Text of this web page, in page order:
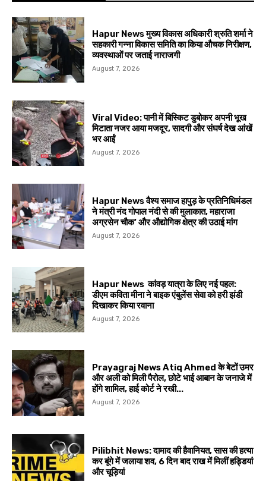
Hapur News मुख्य विकास अधिकारी श्रुति शर्मा ने
सहकारी गन्ना विकास समिति का किया औचक निरीक्षण,
व्यवस्थाओं पर जताई नाराजगी
August 7, 2026
Viral Video: पानी में बिस्किट डुबोकर अपनी भूख
मिटाता नजर आया मजदूर, सादगी और संघर्ष देख आंखें
भर आईं
August 7, 2026
Hapur News वैश्य समाज हापुड़ के प्रतिनिधिमंडल
ने मंत्री नंद गोपाल नंदी से की मुलाकात, महाराजा
अग्रसेन चौक’ और औद्योगिक क्षेत्र की उठाई मांग
August 7, 2026
Hapur News कांवड़ यात्रा के लिए नई पहल:
डीएम कविता मीना ने बाइक एंबुलेंस सेवा को हरी झंडी
दिखाकर किया रवाना
August 7, 2026
Prayagraj News Atiq Ahmed के बेटों उमर
और अली को मिली पैरोल, छोटे भाई आबान के जनाजे में
होंगे शामिल, हाई कोर्ट ने रखी...
August 7, 2026
Pilibhit News: दामाद की हैवानियत, सास की हत्या
कर बूंगे में जलाया शव, 6 दिन बाद राख में मिलीं हड्डियां
और चूड़ियां